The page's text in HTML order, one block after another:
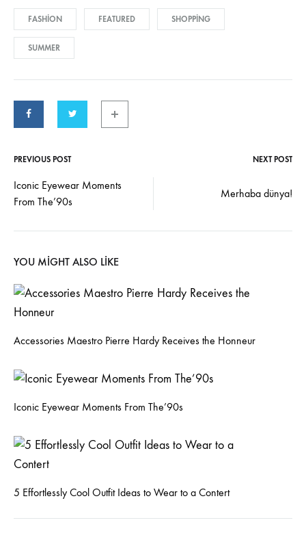
FASHION FEATURED SHOPPING
SUMMER
Post
PREVIOUS POST NEXT POST
Iconic Eyewear Moments
From The’90s
Merhaba dünya!
YOU MIGHT ALSO LIKE
Accessories Maestro Pierre Hardy Receives the Honneur
Iconic Eyewear Moments From The’90s
5 Effortlessly Cool Outfit Ideas to Wear to a Contert